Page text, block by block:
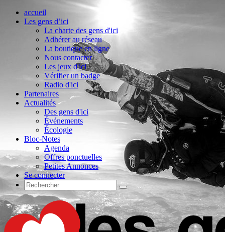
accueil
Les gens d’ici
La charte des gens d'ici
Adhérer au réseau
La boutique en ligne
Nous contacter
Les jeux d'ici
Vérifier un badge
Radio d'ici
Partenaires
Actualités
Des gens d'ici
Événements
Écologie
Bloc-Notes
Agenda
Offres ponctuelles
Petites Annonces
Se connecter